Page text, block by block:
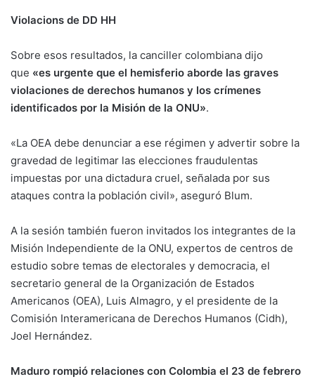
Violacions de DD HH
Sobre esos resultados, la canciller colombiana dijo
que «es urgente que el hemisferio aborde las graves
violaciones de derechos humanos y los crímenes
identificados por la Misión de la ONU».
«La OEA debe denunciar a ese régimen y advertir sobre la
gravedad de legitimar las elecciones fraudulentas
impuestas por una dictadura cruel, señalada por sus
ataques contra la población civil», aseguró Blum.
A la sesión también fueron invitados los integrantes de la
Misión Independiente de la ONU, expertos de centros de
estudio sobre temas de electorales y democracia, el
secretario general de la Organización de Estados
Americanos (OEA), Luis Almagro, y el presidente de la
Comisión Interamericana de Derechos Humanos (Cidh),
Joel Hernández.
Maduro rompió relaciones con Colombia el 23 de febrero